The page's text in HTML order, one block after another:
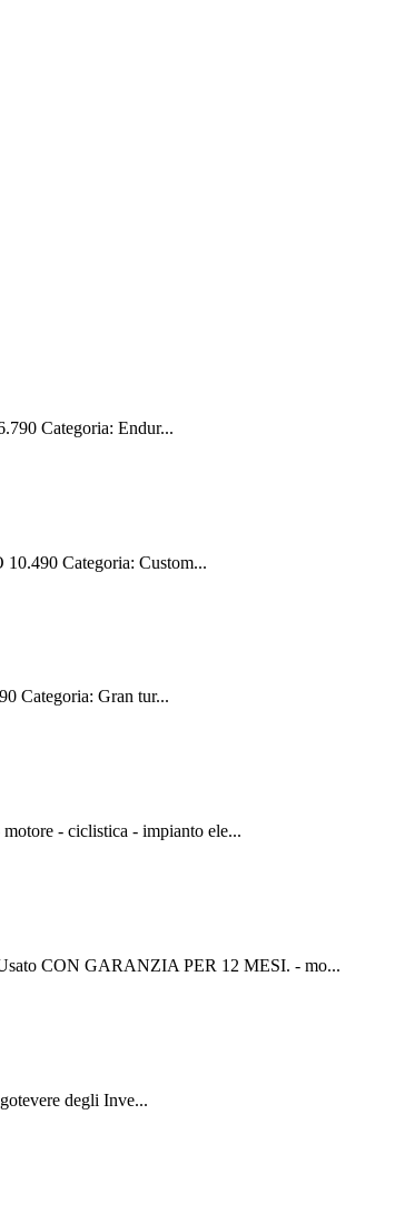
Categoria: Endur...
Categoria: Custom...
Categoria: Gran tur...
- ciclistica - impianto ele...
CON GARANZIA PER 12 MESI. - mo...
degli Inve...